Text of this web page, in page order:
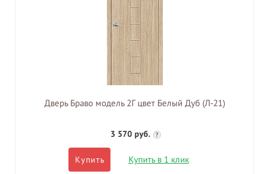
Дверь Браво модель 2Г цвет Белый Дуб (Л-21)
3 570 руб. ?
Купить Купить в 1 клик